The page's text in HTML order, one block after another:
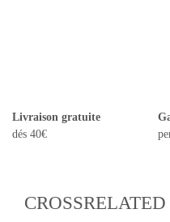
Livraison gratuite
dés 40€
CROSSRELATED